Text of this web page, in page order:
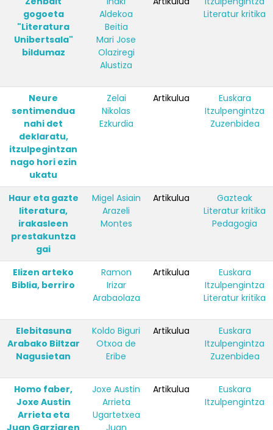
gogoeta
"Literatura
Unibertsala"
bildumaz
Aldekoa
Beitia
Mari Jose
Olaziregi
Alustiza
Literatur kritika
Neure
sentimendua
nahi det
deklaratu,
itzulpegintzan
nago hori ezin
ukatu
Zelai
Nikolas
Ezkurdia
Artikulua
Euskara
Itzulpengintza
Zuzenbidea
Haur eta gazte
literatura,
irakasleen
prestakuntza
gai
Migel Asiain
Arazeli
Montes
Artikulua
Gazteak
Literatur kritika
Pedagogia
Elizen arteko
Biblia, berriro
Ramon
Irizar
Arabaolaza
Artikulua
Euskara
Itzulpengintza
Literatur kritika
Elebitasuna
Arabako Biltzar
Nagusietan
Koldo Biguri
Otxoa de
Eribe
Artikulua
Euskara
Itzulpengintza
Zuzenbidea
Homo faber,
Joxe Austin
Arrieta eta
Juan Garziaren
Joxe Austin
Arrieta
Ugartetxea
Juan
Artikulua
Euskara
Itzulpengintza